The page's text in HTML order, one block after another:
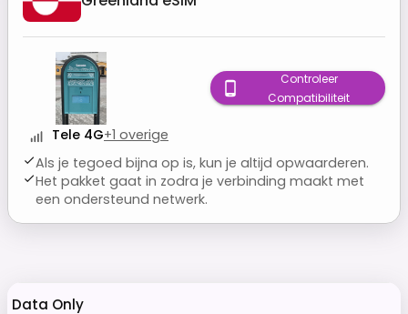
Tele 4G+1 overige
Als je tegoed bijna op is, kun je altijd opwaarderen.
Het pakket gaat in zodra je verbinding maakt met
een ondersteund netwerk.
Controleer
Compatibiliteit
Data Only